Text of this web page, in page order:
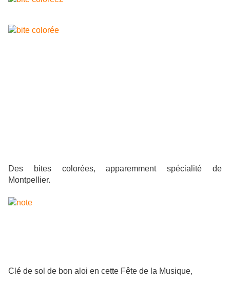
Des bites colorées, apparemment spécialité de
Montpellier.
Clé de sol de bon aloi en cette Fête de la Musique,